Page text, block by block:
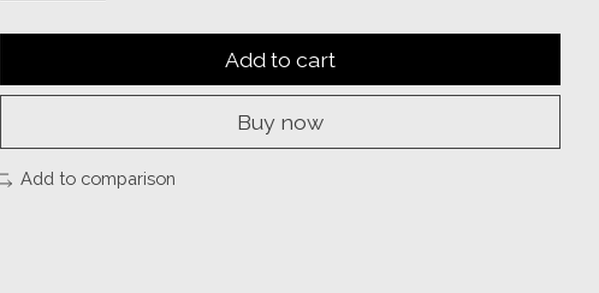
Add to cart
Buy now
Add to comparison